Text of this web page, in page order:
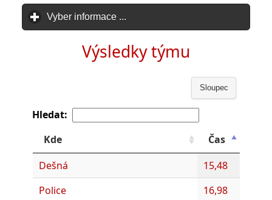
Vyber informace ...
Výsledky týmu
Sloupec
Hledat:
Kde
Čas
Dešná
15,48
Police
16,98